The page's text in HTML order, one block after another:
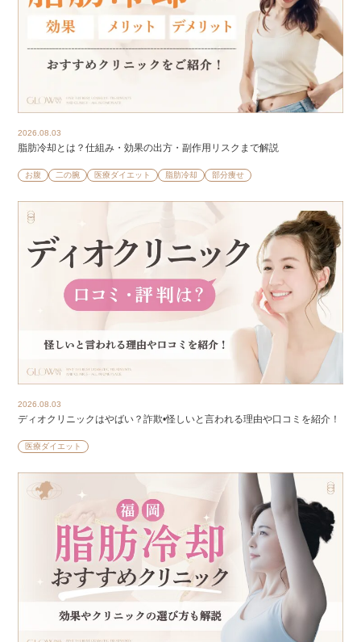
2026.08.03
脂肪冷却とは？仕組み・効果の出方・副作用リスクまで解説
お腹 二の腕 医療ダイエット 脂肪冷却 部分痩せ
2026.08.03
ディオクリニックはやばい？詐欺•怪しいと言われる理由や口コミを紹介！
医療ダイエット